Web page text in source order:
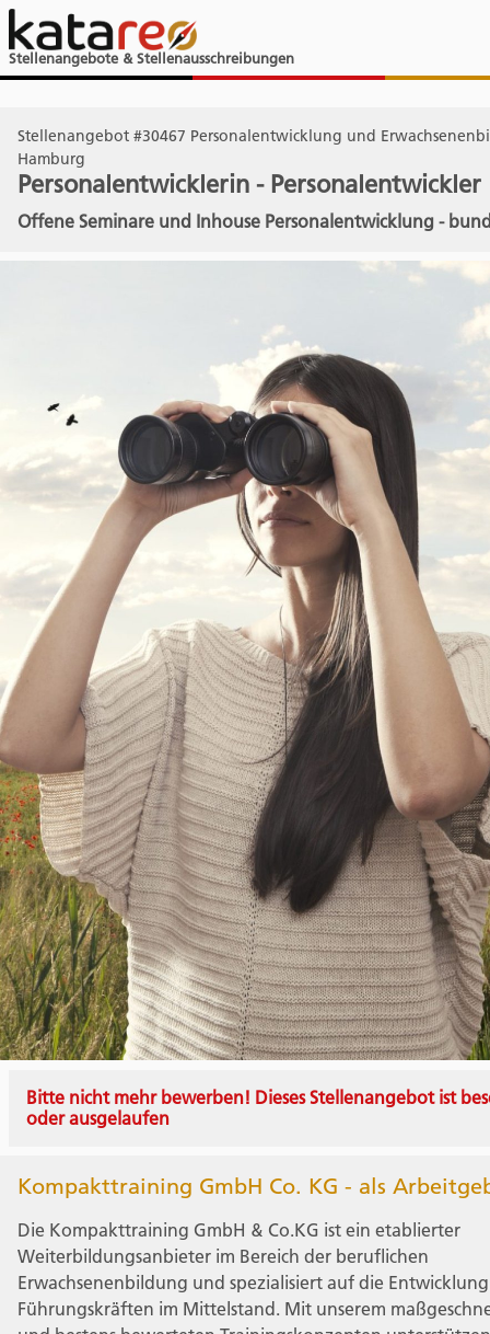
Stellenangebote & Stellenausschreibungen
Stellenangebot #30467 Personalentwicklung und
Hamburg
Personalentwicklerin - Personalentwickler
Offene Seminare und Inhouse Personalentwicklung -
Bitte nicht mehr bewerben! Dieses Stellenangebot ist
oder ausgelaufen
Kompakttraining GmbH Co. KG - als
Die Kompakttraining GmbH & Co.KG ist ein etablierter
Weiterbildungsanbieter im Bereich der beruflichen
Erwachsenenbildung und spezialisiert auf die
Führungskräften im Mittelstand. Mit unserem